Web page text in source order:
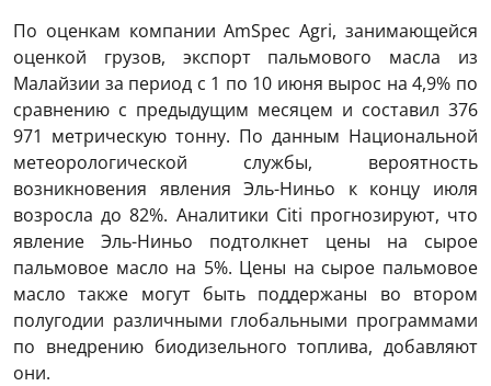
По оценкам компании AmSpec Agri, занимающейся
оценкой грузов, экспорт пальмового масла из
Малайзии за период с 1 по 10 июня вырос на 4,9% по
сравнению с предыдущим месяцем и составил 376
971 метрическую тонну. По данным Национальной
метеорологической службы, вероятность
возникновения явления Эль-Ниньо к концу июля
возросла до 82%. Аналитики Citi прогнозируют, что
явление Эль-Ниньо подтолкнет цены на сырое
пальмовое масло на 5%. Цены на сырое пальмовое
масло также могут быть поддержаны во втором
полугодии различными глобальными программами
по внедрению биодизельного топлива, добавляют
они.